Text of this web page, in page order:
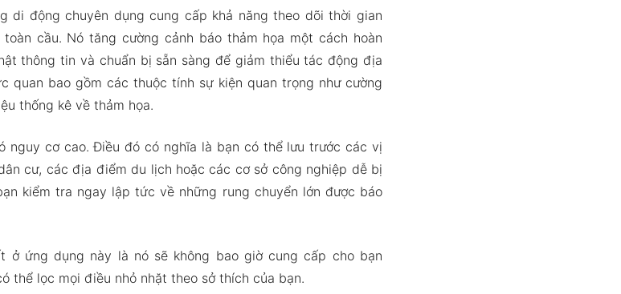
cụ thể
Tracker
di động chuyên dụng cung cấp khả năng theo dõi thời gian
cầu. Nó tăng cường cảnh báo thảm họa một cách hoàn
thông tin và chuẩn bị sẵn sàng để giảm thiểu tác động địa
quan bao gồm các thuộc tính sự kiện quan trọng như cường
thống kê về thảm họa.
nguy cơ cao. Điều đó có nghĩa là bạn có thể lưu trước các vị
cư, các địa điểm du lịch hoặc các cơ sở công nghiệp dễ bị
kiểm tra ngay lập tức về những rung chuyển lớn được báo
ở ứng dụng này là nó sẽ không bao giờ cung cấp cho bạn
thể lọc mọi điều nhỏ nhặt theo sở thích của bạn.